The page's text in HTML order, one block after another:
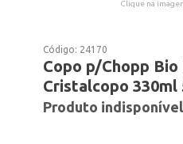
Clique na
Código: 24170
Copo p/Chopp
Cristalcopo 330ml
Produto indisponível